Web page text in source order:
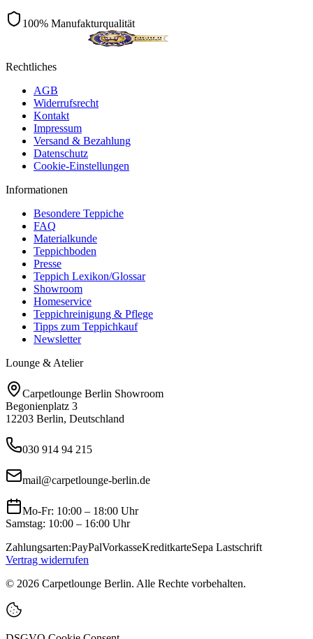
100% Manufakturqualität
Rechtliches
AGB
Widerrufsrecht
Kontakt
Impressum
Versand & Bezahlung
Datenschutz
Cookie-Einstellungen
Informationen
Besondere Teppiche
FAQ
Materialkunde
Teppichboden
Presse
Teppich Lexikon/Glossar
Showroom
Homeservice
Teppichreinigung & Pflege
Tipps zum Teppichkauf
Newsletter
Lounge & Atelier
Carpetlounge Berlin Showroom
Begonienplatz 3
12203 Berlin, Deutschland
030 914 94 215
mail@carpetlounge-berlin.de
Mo-Fr: 10:00 – 18:00 Uhr
Samstag: 10:00 – 16:00 Uhr
Zahlungsarten:PayPalVorkasseKreditkarteSepa Lastschrift
Vertrag widerrufen
© 2026 Carpetlounge Berlin. Alle Rechte vorbehalten.